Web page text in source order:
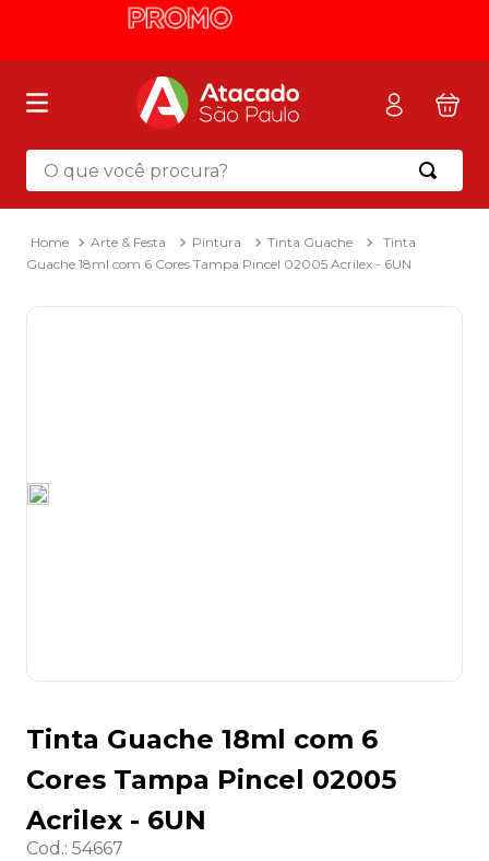
O que você procura?
Arte & Festa Pintura Tinta Guache
Tinta
Guache 18ml com 6 Cores Tampa Pincel 02005 Acrilex - 6UN
Tinta Guache 18ml com 6
Cores Tampa Pincel 02005
Acrilex - 6UN
Cod.: 54667
Termos mais buscados
mochila
2º sacola
3º mala
8